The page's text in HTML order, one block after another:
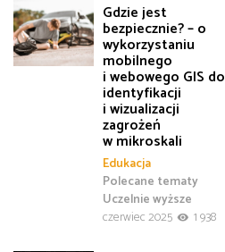
Gdzie jest
bezpiecznie? – o
wykorzystaniu
mobilnego
i webowego GIS do
identyfikacji
i wizualizacji
zagrożeń
w mikroskali
Edukacja
Polecane tematy
Uczelnie wyższe
czerwiec 2025
1 938